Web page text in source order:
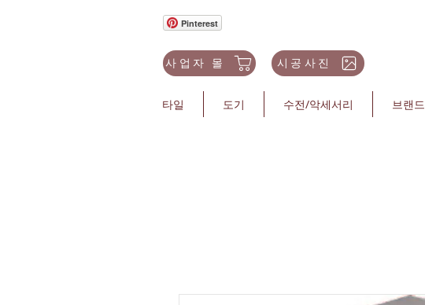
Pinterest
사업자 몰 시공사진
타일 도기 수전/악세서리 브랜드